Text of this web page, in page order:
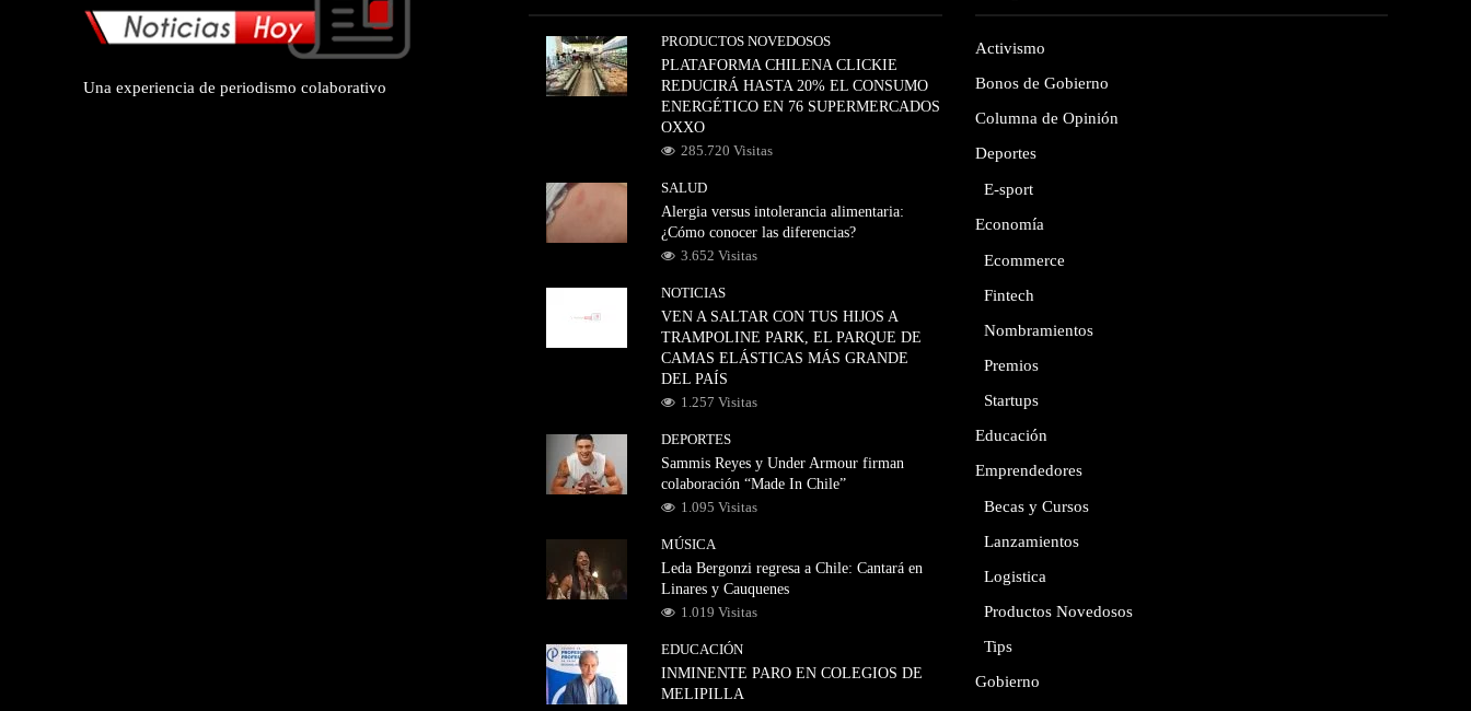
Una experiencia de periodismo colaborativo
PRODUCTOS NOVEDOSOS
PLATAFORMA CHILENA CLICKIE
REDUCIRÁ HASTA 20% EL CONSUMO
ENERGÉTICO EN 76 SUPERMERCADOS
OXXO
285.720 Visitas
SALUD
Alergia versus intolerancia alimentaria:
¿Cómo conocer las diferencias?
3.652 Visitas
NOTICIAS
VEN A SALTAR CON TUS HIJOS A
TRAMPOLINE PARK, EL PARQUE DE
CAMAS ELÁSTICAS MÁS GRANDE
DEL PAÍS
1.257 Visitas
DEPORTES
Sammis Reyes y Under Armour firman
colaboración “Made In Chile”
1.095 Visitas
MÚSICA
Leda Bergonzi regresa a Chile: Cantará en
Linares y Cauquenes
1.019 Visitas
EDUCACIÓN
INMINENTE PARO EN COLEGIOS DE
MELIPILLA
Activismo
Bonos de Gobierno
Columna de Opinión
Deportes
E-sport
Economía
Ecommerce
Fintech
Nombramientos
Premios
Startups
Educación
Emprendedores
Becas y Cursos
Lanzamientos
Logistica
Productos Novedosos
Tips
Gobierno